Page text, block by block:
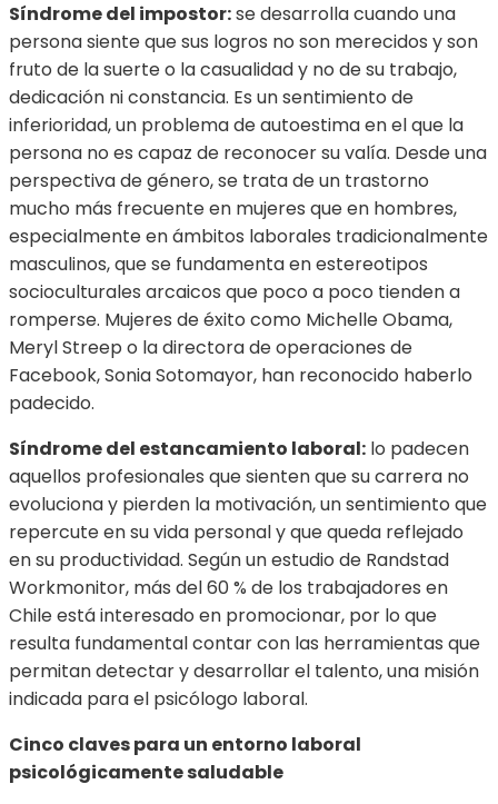
Síndrome del impostor:se desarrolla cuando una
persona siente que sus logros no son merecidos y son
fruto de la suerte o la casualidad y no de su trabajo,
dedicación ni constancia. Es un sentimiento de
inferioridad, un problema de autoestima en el que la
persona no es capaz de reconocer su valía. Desde una
perspectiva de género, se trata de un trastorno
mucho más frecuente en mujeres que en hombres,
especialmente en ámbitos laborales tradicionalmente
masculinos, que se fundamenta en estereotipos
socioculturales arcaicos que poco a poco tienden a
romperse. Mujeres de éxito como Michelle Obama,
Meryl Streep o la directora de operaciones de
Facebook, Sonia Sotomayor, han reconocido haberlo
padecido.
Síndrome del estancamiento laboral: lo padecen
aquellos profesionales que sienten que su carrera no
evoluciona y pierden la motivación, un sentimiento que
repercute en su vida personal y que queda reflejado
en su productividad. Según un estudio de Randstad
Workmonitor, más del 60 % de los trabajadores en
Chile está interesado en promocionar, por lo que
resulta fundamental contar con las herramientas que
permitan detectar y desarrollar el talento, una misión
indicada para el psicólogo laboral.
Cinco claves para un entorno laboral
psicológicamente saludable